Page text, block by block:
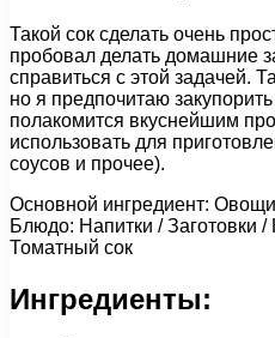
Такой сок сделать очень
пробовал делать домашние
справиться с этой задачей.
но я предпочитаю
полакомится вкуснейшим
использовать для
соусов и прочее).
Основной ингредиент:
Блюдо: Напитки / Заготовки
Томатный сок
Ингредиенты: